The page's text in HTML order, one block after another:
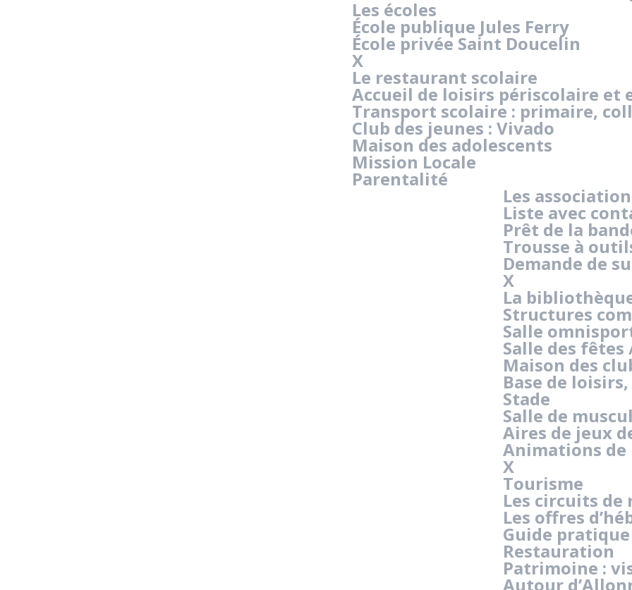
Les écoles
École publique Jules Ferry
École privée Saint Doucelin
X
Le restaurant scolaire
Accueil de loisirs périscolaire et
Transport scolaire : primaire,
Club des jeunes : Vivado
Maison des adolescents
Mission Locale
Parentalité
Les
Liste avec
Prêt de la
Trousse à
Demande de
X
La
Structures
Salle
Salle des
Maison des
Base de
Stade
Salle de
Aires de jeux
Animations
X
Tourisme
Les circuits de
Les offres
Guide pratique
Restauration
Patrimoine :
Autour